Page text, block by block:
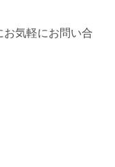
気軽にお問い合